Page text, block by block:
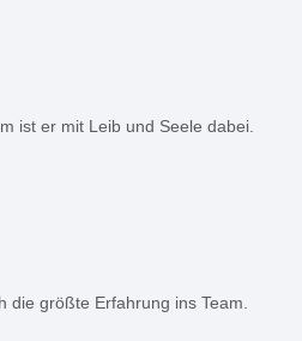
ist er mit Leib und Seele dabei.
die größte Erfahrung ins Team.